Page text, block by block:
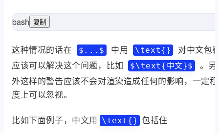
bash 复制
这种情况的话在 $...$ 中用 \text{}
对中文包
应该可以解决这个问题，比如
$\text{中文}$
。另
外这样的警告应该不会对渲染造成任何的影响，一定程
度上可以忽视。
比如下面例子，中文用 \text{} 包括住